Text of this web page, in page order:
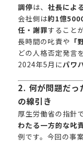
調停は、 社長によ
会社側は約1億
任・謝罪すること
長時間の叱責や
どの人格否定発言
2024年5月にパワ
2. 何が問題だっ
の線引き
厚生労働省の指針で
わたる一方的な叱
例です。今回の事案